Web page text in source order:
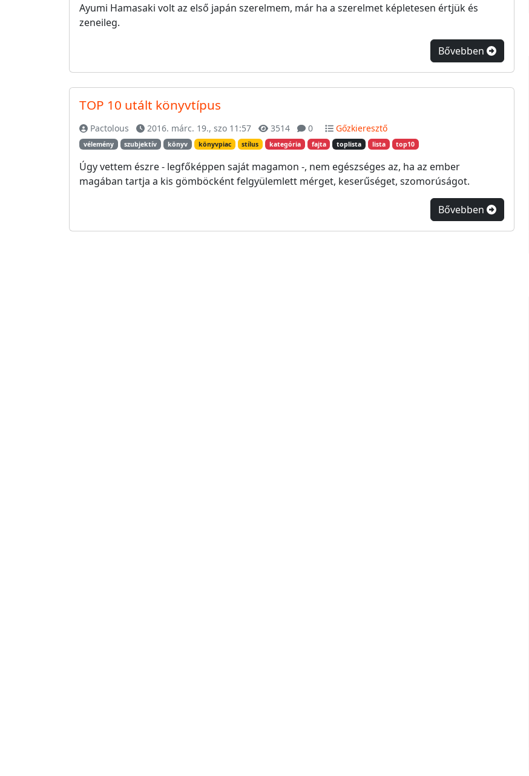
Ayumi Hamasaki volt az első japán szerelmem, már ha a szerelmet képletesen értjük és
zeneileg.
Bővebben
TOP 10 utált könyvtípus
Pactolous 2016. márc. 19., szo 11:57 3514 0 Gőzkieresztő
vélemény szubjektív könyv könyvpiac stílus kategória fajta toplista lista top10
Úgy vettem észre - legfőképpen saját magamon -, nem egészséges az, ha az ember
magában tartja a kis gömböcként felgyülemlett mérget, keserűséget, szomorúságot.
Bővebben